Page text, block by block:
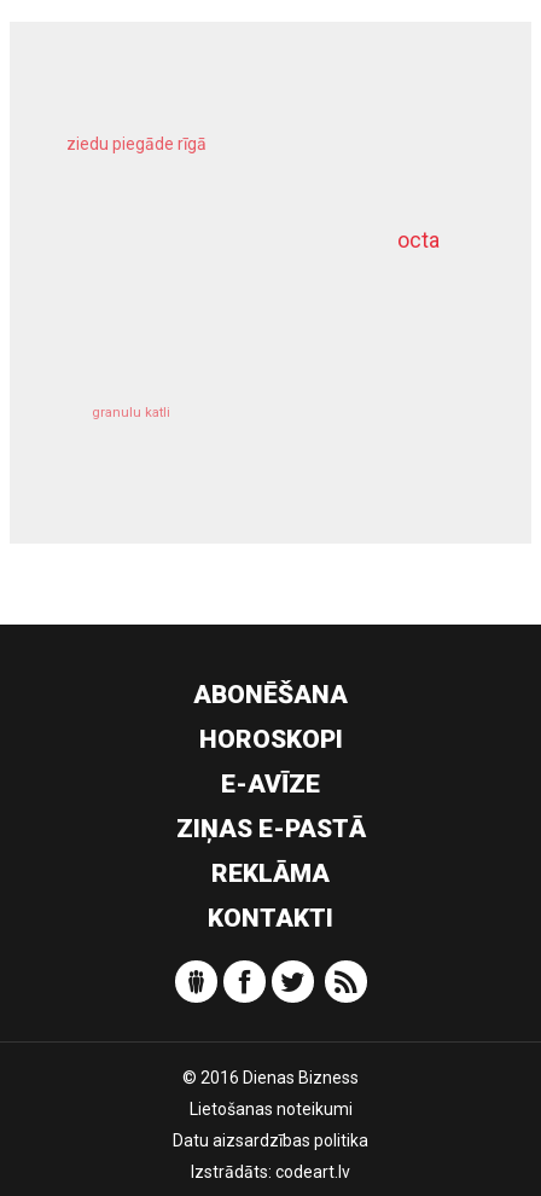
octa
ziedu piegāde rīgā
granulu katli
dziļurbums
ABONĒŠANA
HOROSKOPI
E-AVĪZE
ZIŅAS E-PASTĀ
REKLĀMA
KONTAKTI
© 2016 Dienas Bizness
Lietošanas noteikumi
Datu aizsardzības politika
Izstrādāts: codeart.lv